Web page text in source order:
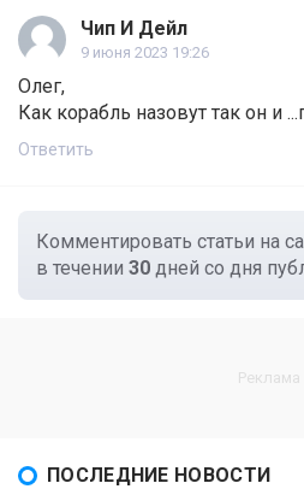
Чип И Дейл
9 июня 2023 19:26
Олег,
Как корабль назовут так он и
Ответить
Комментировать статьи на
в течении 30 дней со дня
ПОСЛЕДНИЕ НОВОСТИ